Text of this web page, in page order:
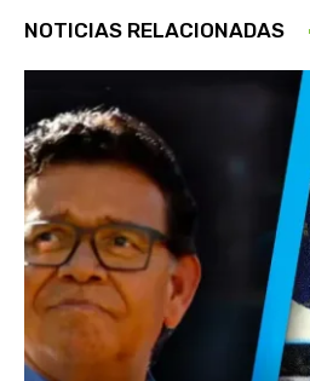
NOTICIAS RELACIONADAS